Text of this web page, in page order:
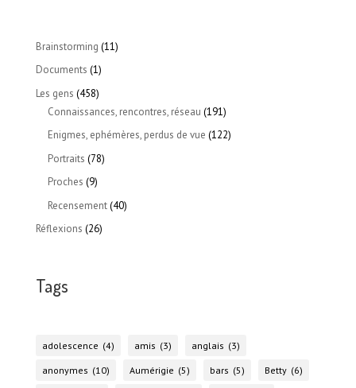
Brainstorming (11)
Documents (1)
Les gens (458)
Connaissances, rencontres, réseau (191)
Enigmes, ephémères, perdus de vue (122)
Portraits (78)
Proches (9)
Recensement(40)
Réflexions (26)
Tags
adolescence (4) amis (3) anglais (3)
anonymes (10) Aumérigie (5) bars (5) Betty (6)